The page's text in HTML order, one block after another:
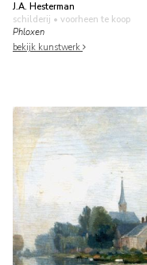
J.A. Hesterman
schilderij • voorheen te koop
Phloxen
bekijk kunstwerk